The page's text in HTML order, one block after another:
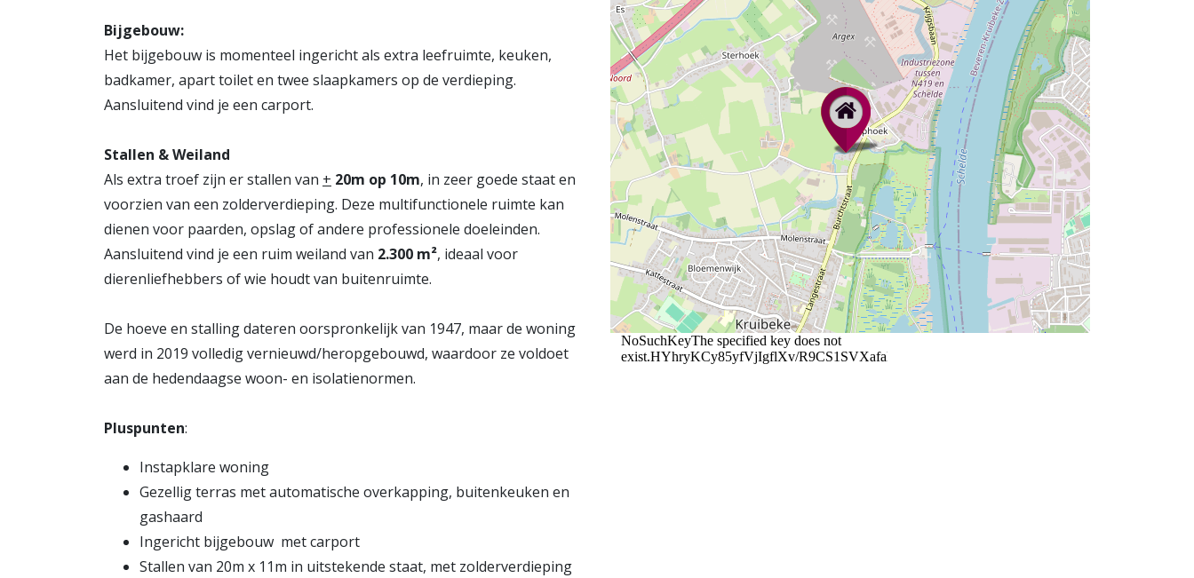
Bijgebouw:
Het bijgebouw is momenteel ingericht als extra leefruimte, keuken,
badkamer, apart toilet en twee slaapkamers op de verdieping.
Aansluitend vind je een carport.
Stallen & Weiland
Als extra troef zijn er stallen van + 20m op 10m, in zeer goede staat en
voorzien van een zolderverdieping. Deze multifunctionele ruimte kan
dienen voor paarden, opslag of andere professionele doeleinden.
Aansluitend vind je een ruim weiland van 2.300 m², ideaal voor
dierenliefhebbers of wie houdt van buitenruimte.
De hoeve en stalling dateren oorspronkelijk van 1947, maar de woning
werd in 2019 volledig vernieuwd/heropgebouwd, waardoor ze voldoet
aan de hedendaagse woon- en isolatienormen.
Pluspunten:
Instapklare woning
Gezellig terras met automatische overkapping, buitenkeuken en
gashaard
Ingericht bijgebouw met carport
Stallen van 20m x 11m in uitstekende staat, met zolderverdieping